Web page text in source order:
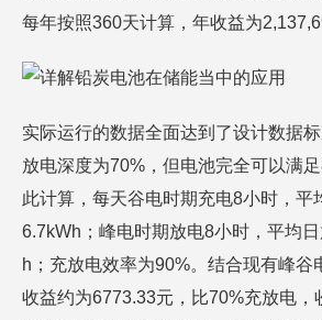
每年按照360天计算，年收益为
实际运行的数据全面达到了设计数据
放电深度为70%，但电池完全可以满
此计算，每天谷电时期充电8小时，平
6.7kWh；峰电时期放电8小时，平均
h；充放电效率为90%。结合现有峰谷
收益约为6773.33元，比70%充放电，